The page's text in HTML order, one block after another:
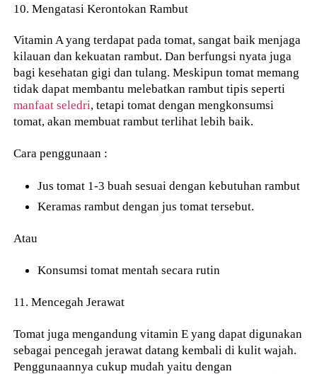
10. Mengatasi Kerontokan Rambut
Vitamin A yang terdapat pada tomat, sangat baik menjaga
kilauan dan kekuatan rambut. Dan berfungsi nyata juga
bagi kesehatan gigi dan tulang. Meskipun tomat memang
tidak dapat membantu melebatkan rambut tipis seperti
manfaat seledri, tetapi tomat dengan mengkonsumsi
tomat, akan membuat rambut terlihat lebih baik.
Cara penggunaan :
Jus tomat 1-3 buah sesuai dengan kebutuhan rambut
Keramas rambut dengan jus tomat tersebut.
Atau
Konsumsi tomat mentah secara rutin
11. Mencegah Jerawat
Tomat juga mengandung vitamin E yang dapat digunakan
sebagai pencegah jerawat datang kembali di kulit wajah.
Penggunaannya cukup mudah yaitu dengan